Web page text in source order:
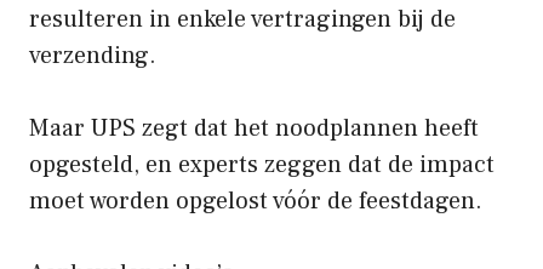
resulteren in enkele vertragingen bij de
verzending.
Maar UPS zegt dat het noodplannen heeft
opgesteld, en experts zeggen dat de impact
moet worden opgelost vóór de feestdagen.